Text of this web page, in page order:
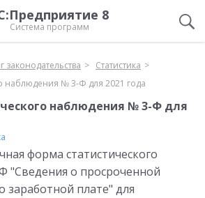
8
Система программ
Статистика
наблюдения № 3-Ф для 2021 года
наблюдения № 3-Ф для
форма статистического
"Сведения о просроченной
заработной плате" для